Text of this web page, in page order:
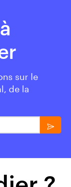
sur le
de la